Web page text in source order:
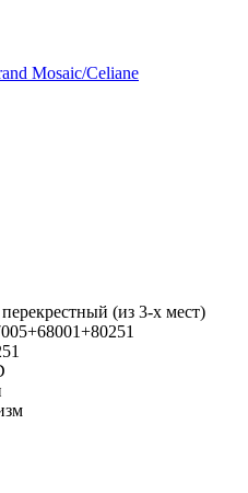
Mosaic/Celiane
(из 3-х мест)